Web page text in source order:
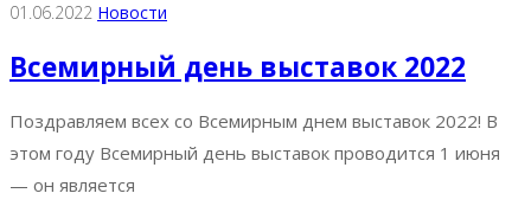
01.06.2022 Новости
Всемирный день выставок 2022
Поздравляем всех со Всемирным днем выставок 2022! В
этом году Всемирный день выставок проводится 1 июня
— он является